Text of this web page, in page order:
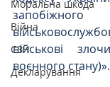
Моральна шкода
Війна
СЗЧ
Декларування
військові
воєнного стану)».